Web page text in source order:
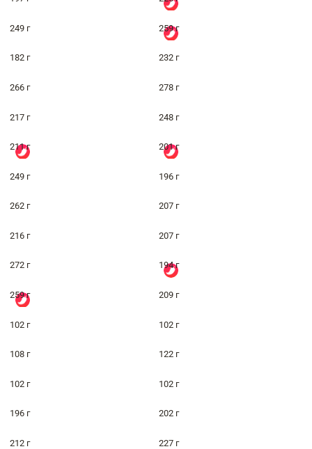
249 г 259 г
182 г 232 г
266 г 278 г
217 г 248 г
211 г 201 г
249 г 196 г
262 г 207 г
216 г 207 г
272 г 194 г
259 г 209 г
102 г 102 г
108 г 122 г
102 г 102 г
196 г 202 г
212 г 227 г